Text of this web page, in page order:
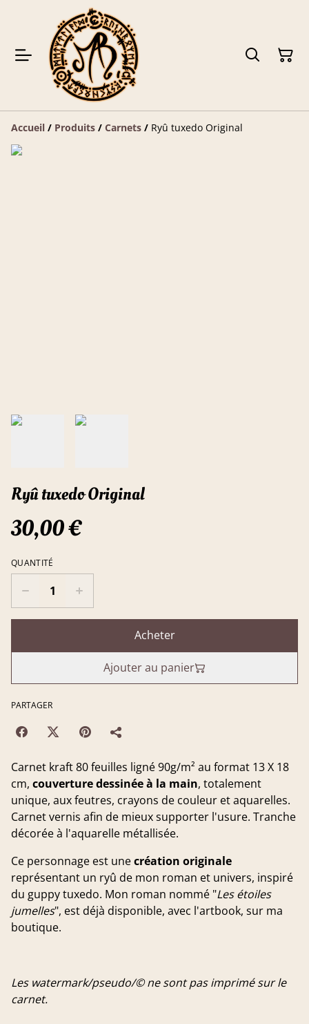
Accueil / Produits / Carnets / Ryû tuxedo Original
Ryû tuxedo Original
30,00 €
QUANTITÉ
Acheter
Ajouter au panier
PARTAGER
Carnet kraft 80 feuilles ligné 90g/m² au format 13 X 18
cm, couverture dessinée à la main, totalement
unique, aux feutres, crayons de couleur et aquarelles.
Carnet vernis afin de mieux supporter l'usure. Tranche
décorée à l'aquarelle métallisée.
Ce personnage est unecréation originale
représentant un ryû de mon roman et univers, inspiré
du guppy tuxedo. Mon roman nommé "Les étoiles
jumelles", est déjà disponible, avec l'artbook, sur ma
boutique.
Les watermark/pseudo/© ne sont pas imprimé sur le
carnet.